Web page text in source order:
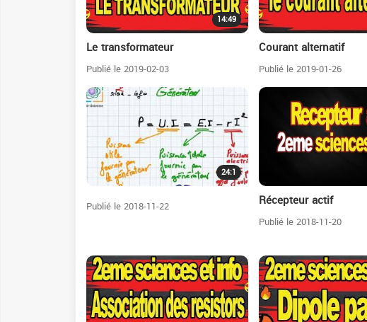
14:49
Le transformateur
Publié le 2019-02-03
Courant alternatif
Publié le 2019-01-26
24:1
Publié le 2018-11-22 Récepteur actif
Publié le 2018-11-20